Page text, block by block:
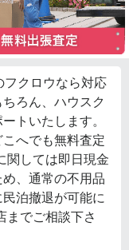
クロウなら対応
ろん、ハウスク
トいたします。
へでも無料査定
関しては即日現金
、通常の不用品
泊撤退が可能に
までご相談下さ